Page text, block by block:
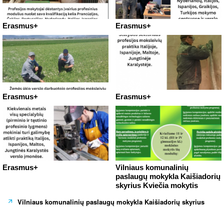
Erasmus+ Erasmus+
Erasmus+ Erasmus+
Erasmus+
Vilniaus komunalinių
paslaugų mokykla Kaišiadorių
skyrius Kviečia mokytis
Vilniaus komunalinių paslaugų mokykla Kaišiadorių skyrius